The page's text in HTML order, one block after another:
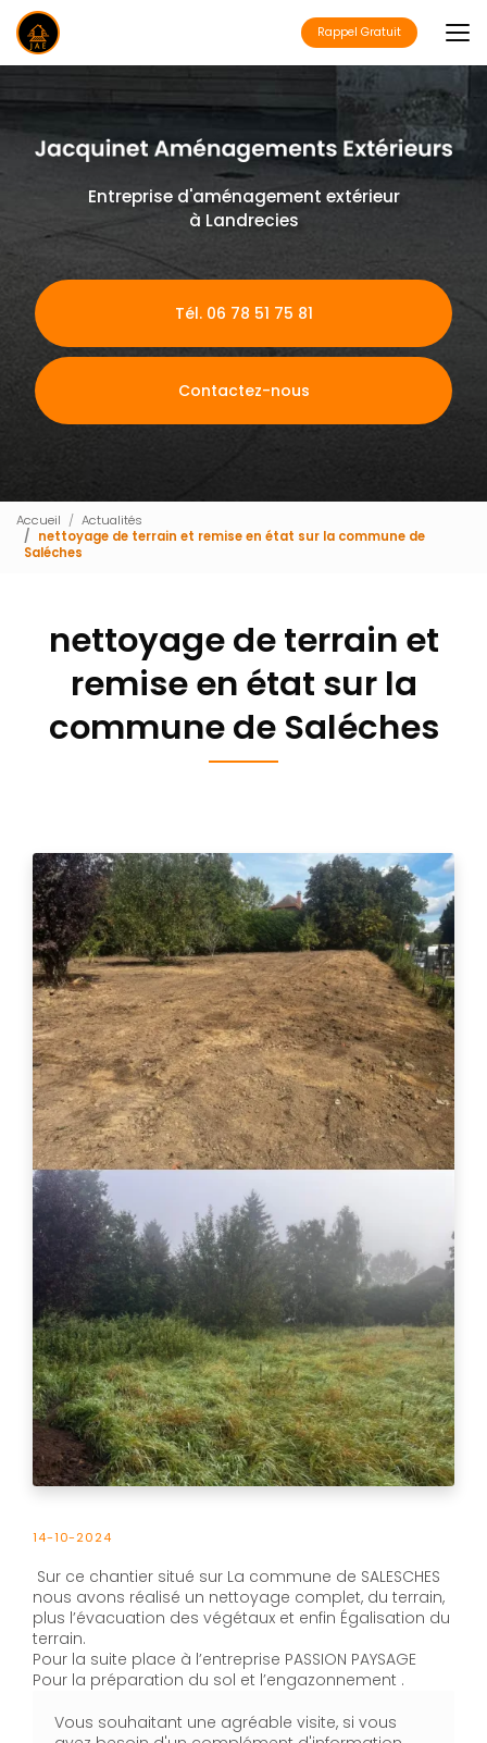
Aller
au
contenu
principal
Rappel Gratuit
Entreprise d'aménagement extérieur
à Landrecies
Tél. 06 78 51 75 81
Contactez-nous
Accueil
Actualités
nettoyage de terrain et remise en état sur la commune de
Saléches
nettoyage de terrain et
remise en état sur la
commune de Saléches
14-10-2024
Sur ce chantier situé sur La commune de SALESCHES
nous avons réalisé un nettoyage complet, du terrain,
plus l’évacuation des végétaux et enfin Égalisation du
terrain.
Pour la suite place à l’entreprise PASSION PAYSAGE
Pour la préparation du sol et l’engazonnement .
Vous souhaitant une agréable visite, si vous